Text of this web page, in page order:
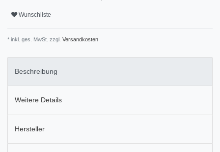
Wunschliste
* inkl. ges. MwSt. zzgl. Versandkosten
Beschreibung
Weitere Details
Hersteller